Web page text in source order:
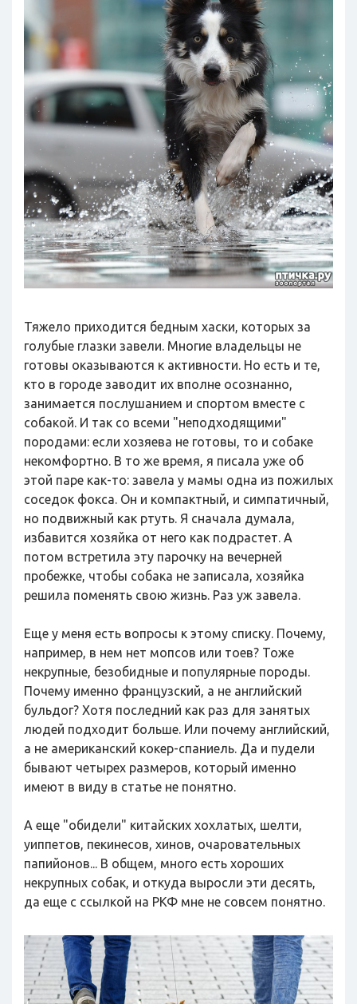
Тяжело приходится бедным хаски, которых за
голубые глазки завели. Многие владельцы не
готовы оказываются к активности. Но есть и те,
кто в городе заводит их вполне осознанно,
занимается послушанием и спортом вместе с
собакой. И так со всеми "неподходящими"
породами: если хозяева не готовы, то и собаке
некомфортно. В то же время, я писала уже об
этой паре как-то: завела у мамы одна из пожилых
соседок фокса. Он и компактный, и симпатичный,
но подвижный как ртуть. Я сначала думала,
избавится хозяйка от него как подрастет. А
потом встретила эту парочку на вечерней
пробежке, чтобы собака не записала, хозяйка
решила поменять свою жизнь. Раз уж завела.
Еще у меня есть вопросы к этому списку. Почему,
например, в нем нет мопсов или тоев? Тоже
некрупные, безобидные и популярные породы.
Почему именно французский, а не английский
бульдог? Хотя последний как раз для занятых
людей подходит больше. Или почему английский,
а не американский кокер-спаниель. Да и пудели
бывают четырех размеров, который именно
имеют в виду в статье не понятно.
А еще "обидели" китайских хохлатых, шелти,
уиппетов, пекинесов, хинов, очаровательных
папийонов... В общем, много есть хороших
некрупных собак, и откуда выросли эти десять,
да еще с ссылкой на РКФ мне не совсем понятно.